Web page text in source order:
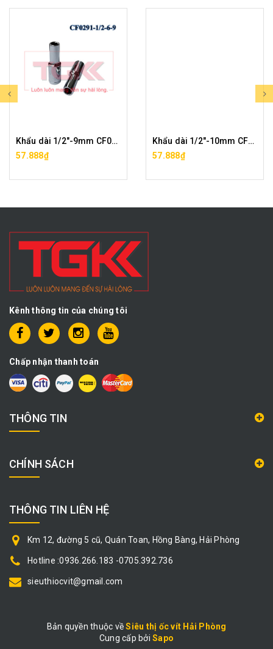
Khẩu dài 1/2"-9mm CF0291-1/2-6-9
57.888₫
Khẩu dài 1/2"-10mm CF0291-1/2-6-10
57.888₫
Kênh thông tin của chúng tôi
Chấp nhận thanh toán
THÔNG TIN
CHÍNH SÁCH
THÔNG TIN LIÊN HỆ
Km 12, đường 5 cũ, Quán Toan, Hồng Bàng, Hải Phòng
Hotline :0936.266.183 -0705.392.736
sieuthiocvit@gmail.com
Bản quyền thuộc vềSiêu thị ốc vít Hải Phòng
|
Cung cấp bởiSapo